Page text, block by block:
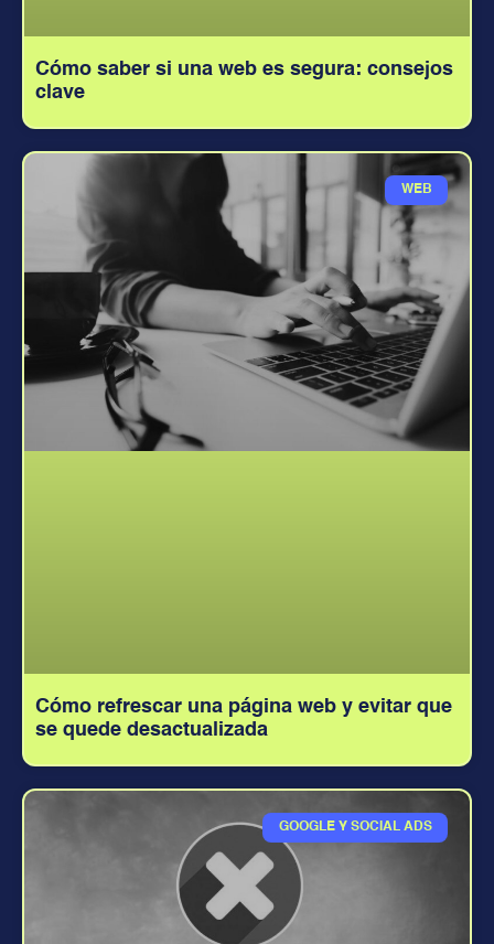
Cómo saber si una web es segura: consejos
clave
WEB
Cómo refrescar una página web y evitar que
se quede desactualizada
GOOGLE Y SOCIAL ADS